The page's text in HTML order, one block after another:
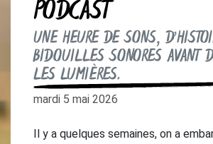
PODCAST
UNE HEURE DE SONS,
BIDOUILLES SONORES AVANT
LES LUMIÈRES.
mardi 5 mai 2026
Il y a quelques semaines, on a